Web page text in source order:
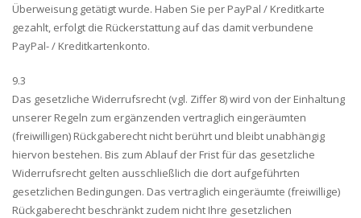
Überweisung getätigt wurde. Haben Sie per PayPal / Kreditkarte
gezahlt, erfolgt die Rückerstattung auf das damit verbundene
PayPal- / Kreditkartenkonto.
9.3
Das gesetzliche Widerrufsrecht (vgl. Ziffer 8) wird von der Einhaltung
unserer Regeln zum ergänzenden vertraglich eingeräumten
(freiwilligen) Rückgaberecht nicht berührt und bleibt unabhängig
hiervon bestehen. Bis zum Ablauf der Frist für das gesetzliche
Widerrufsrecht gelten ausschließlich die dort aufgeführten
gesetzlichen Bedingungen. Das vertraglich eingeräumte (freiwillige)
Rückgaberecht beschränkt zudem nicht Ihre gesetzlichen